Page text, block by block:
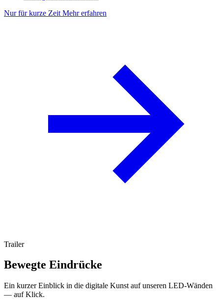
Nur für kurze Zeit Mehr erfahren
Trailer
Bewegte Eindrücke
Ein kurzer Einblick in die digitale Kunst auf unseren LED-Wänden
— auf Klick.